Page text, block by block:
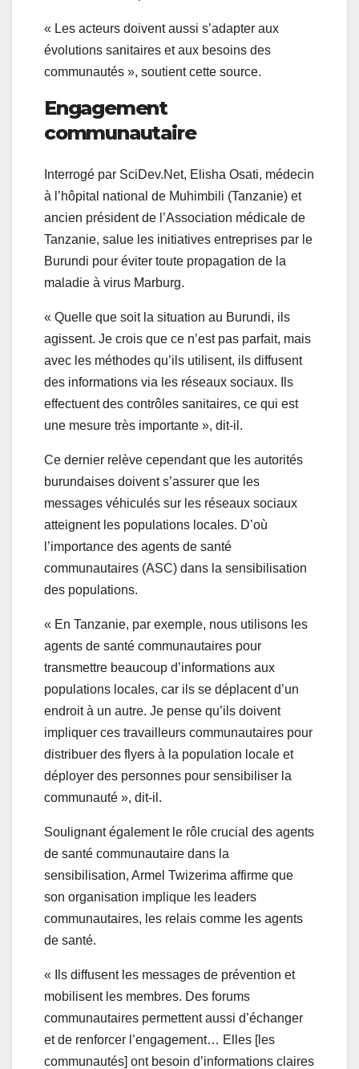
« Les acteurs doivent aussi s’adapter aux
évolutions sanitaires et aux besoins des
communautés », soutient cette source.
Engagement
communautaire
Interrogé par SciDev.Net, Elisha Osati, médecin
à l’hôpital national de Muhimbili (Tanzanie) et
ancien président de l’Association médicale de
Tanzanie, salue les initiatives entreprises par le
Burundi pour éviter toute propagation de la
maladie à virus Marburg.
« Quelle que soit la situation au Burundi, ils
agissent. Je crois que ce n’est pas parfait, mais
avec les méthodes qu’ils utilisent, ils diffusent
des informations via les réseaux sociaux. Ils
effectuent des contrôles sanitaires, ce qui est
une mesure très importante », dit-il.
Ce dernier relève cependant que les autorités
burundaises doivent s’assurer que les
messages véhiculés sur les réseaux sociaux
atteignent les populations locales. D’où
l’importance des agents de santé
communautaires (ASC) dans la sensibilisation
des populations.
« En Tanzanie, par exemple, nous utilisons les
agents de santé communautaires pour
transmettre beaucoup d’informations aux
populations locales, car ils se déplacent d’un
endroit à un autre. Je pense qu’ils doivent
impliquer ces travailleurs communautaires pour
distribuer des flyers à la population locale et
déployer des personnes pour sensibiliser la
communauté », dit-il.
Soulignant également le rôle crucial des agents
de santé communautaire dans la
sensibilisation, Armel Twizerima affirme que
son organisation implique les leaders
communautaires, les relais comme les agents
de santé.
« Ils diffusent les messages de prévention et
mobilisent les membres. Des forums
communautaires permettent aussi d’échanger
et de renforcer l’engagement… Elles [les
communautés] ont besoin d’informations claires